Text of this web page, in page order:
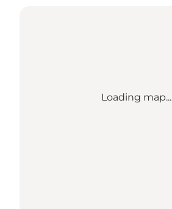
Loading map...